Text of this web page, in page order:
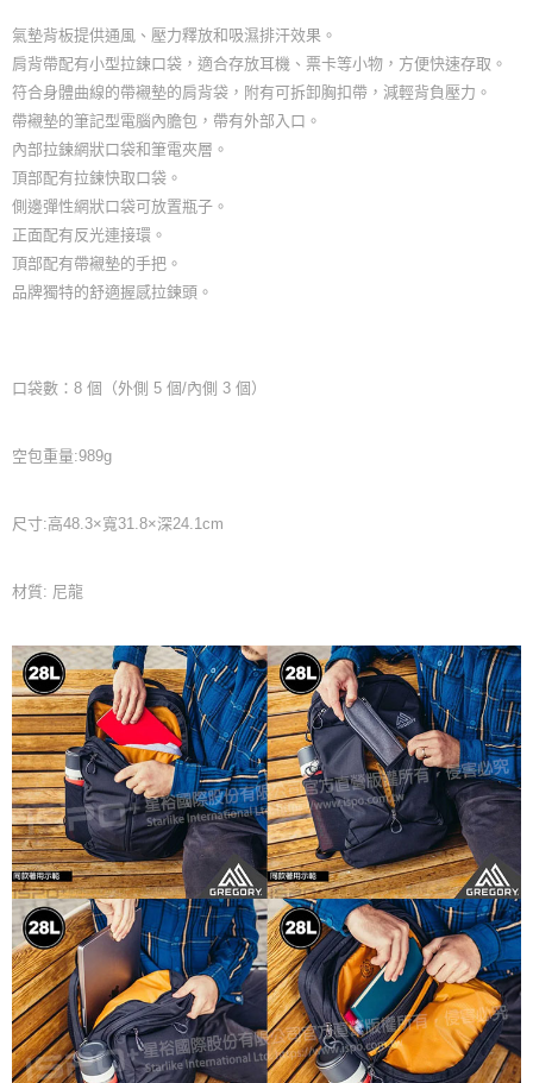
氣墊背板提供通風、壓力釋放和吸濕排汗效果。
肩背帶配有小型拉鍊口袋，適合存放耳機、票卡等小物，方便快速存取。
符合身體曲線的帶襯墊的肩背袋，附有可拆卸胸扣帶，減輕背負壓力。
帶襯墊的筆記型電腦內膽包，帶有外部入口。
內部拉鍊網狀口袋和筆電夾層。
頂部配有拉鍊快取口袋。
側邊彈性網狀口袋可放置瓶子。
正面配有反光連接環。
頂部配有帶襯墊的手把。
品牌獨特的舒適握感拉鍊頭。
口袋數：8 個（外側 5 個/內側 3 個）
空包重量:989g
尺寸:高48.3×寬31.8×深24.1cm
材質: 尼龍